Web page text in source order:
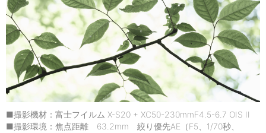
■撮影機材：富士フイルム X-S20 + XC50-230mmF4.5-6.7 OIS II
■撮影環境：焦点距離 63.2mm 絞り優先AE（F5、1/70秒、